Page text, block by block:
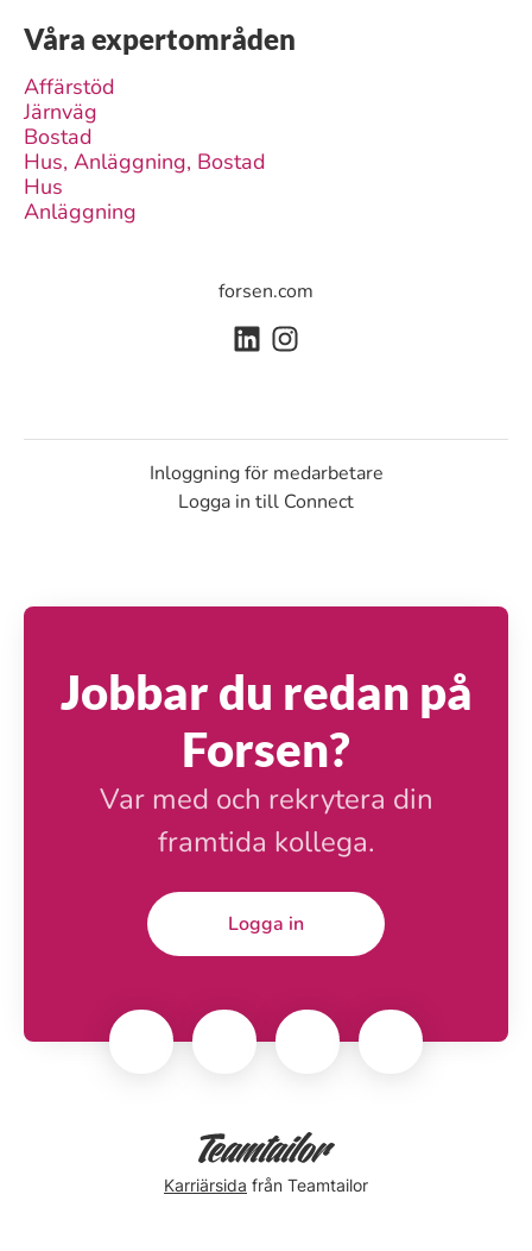
Våra expertområden
Affärstöd
Järnväg
Bostad
Hus, Anläggning, Bostad
Hus
Anläggning
forsen.com
Inloggning för medarbetare
Logga in till Connect
Jobbar du redan på
Forsen?
Var med och rekrytera din
framtida kollega.
Logga in
Karriärsida från Teamtailor